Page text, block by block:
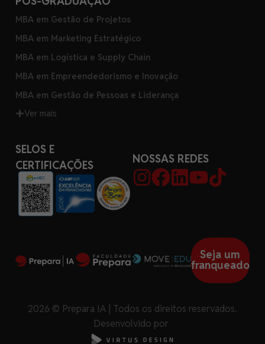
MBA em Gestão de Projetos
MBA em Marketing Estratégico
MBA em Logística e Supply Chain
MBA em Empreendedorismo e Inovação
MBA em Gestão de Pessoas e Liderança
Ver mais
SELOS E
CERTIFICAÇÕES
NOSSAS REDES
Seja um
franqueado
2026 © Prepara IA | Todos os direitos reservados.
Desenvolvido por